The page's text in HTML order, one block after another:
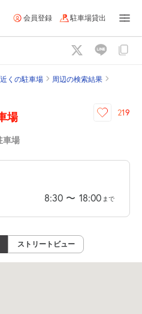
会員登録 駐車場貸出
くの駐車場 周辺の検索結果
場
車場
219
8:30 〜 18:00 まで
ストリートビュー